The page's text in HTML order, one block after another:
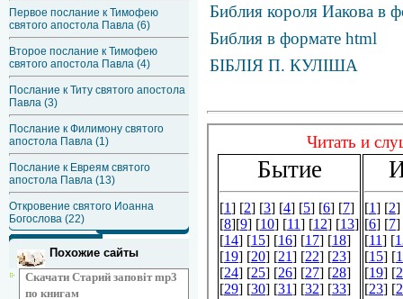
Первое послание к Тимофею
святого апостола Павла (6)
Второе послание к Тимофею
святого апостола Павла (4)
Послание к Титу святого апостола
Павла (3)
Послание к Филимону святого
апостола Павла (1)
Послание к Евреям святого
апостола Павла (13)
Откровение святого Иоанна
Богослова (22)
Похожие сайты
Скачати Старий заповіт mp3
по книгам
Библия короля Иакова в
Библия в формате html
БІБЛІЯ П. КУЛІША